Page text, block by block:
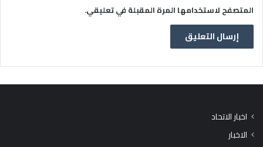
المتصفح لاستخدامها المرة المقبلة في تعليقي.
اخبار الاتحاد
الاخبار